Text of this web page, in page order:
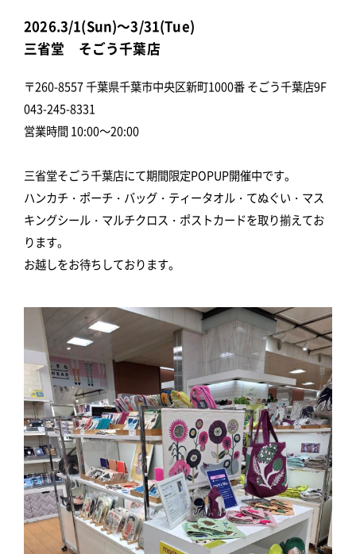
2026.3/1(Sun)～3/31(Tue)
三省堂 そごう千葉店
〒260-8557 千葉県千葉市中央区新町1000番 そごう千葉店9F
043-245-8331
営業時間 10:00～20:00
三省堂そごう千葉店にて期間限定POPUP開催中です。
ハンカチ・ポーチ・バッグ・ティータオル・てぬぐい・マス
キングシール・マルチクロス・ポストカードを取り揃えてお
ります。
お越しをお待ちしております。